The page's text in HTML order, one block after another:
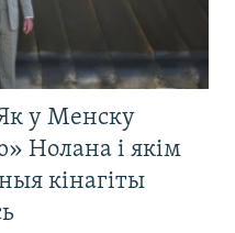
у Менску
Нолана і якім
кінагіты